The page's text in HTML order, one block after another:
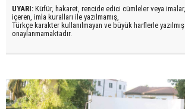
UYARI: Küfür, hakaret, rencide edici cümleler veya
içeren, imla kuralları ile yazılmamış,
Türkçe karakter kullanılmayan ve büyük harflerle
onaylanmamaktadır.